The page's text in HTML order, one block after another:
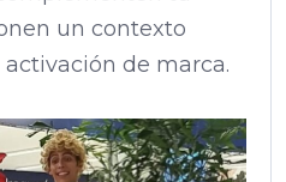
un contexto
de marca.